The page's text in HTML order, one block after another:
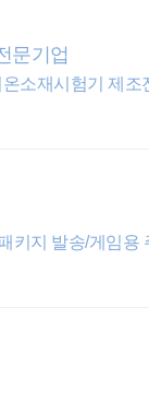
문기업
소재시험기 제
키지 발송/게임용